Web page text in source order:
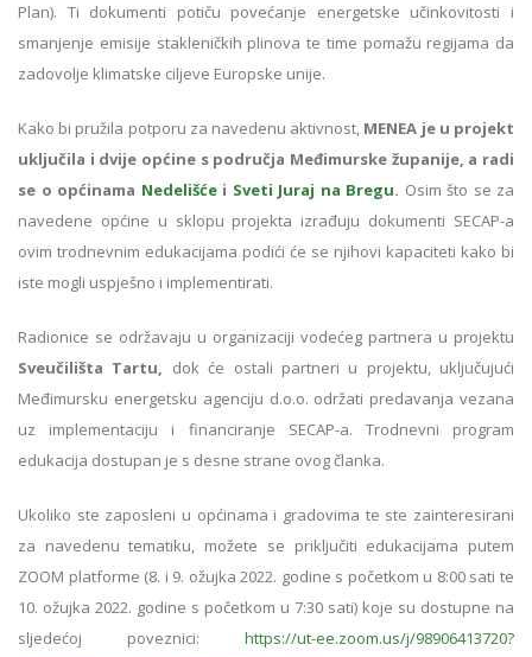
Plan). Ti dokumenti potiču povećanje energetske učinkovitosti i
smanjenje emisije stakleničkih plinova te time pomažu regijama da
zadovolje klimatske ciljeve Europske unije.
Kako bi pružila potporu za navedenu aktivnost, MENEA je u projekt
uključila i dvije općine s područja Međimurske županije, a radi
se o općinama Nedelišćei Sveti Juraj na Bregu. Osim što se za
navedene općine u sklopu projekta izrađuju dokumenti SECAP-a
ovim trodnevnim edukacijama podići će se njihovi kapaciteti kako bi
iste mogli uspješno i implementirati.
Radionice se održavaju u organizaciji vodećeg partnera u projektu
Sveučilišta Tartu, dok će ostali partneri u projektu, uključujući
Međimursku energetsku agenciju d.o.o. održati predavanja vezana
uz implementaciju i financiranje SECAP-a. Trodnevni program
edukacija dostupan je s desne strane ovog članka.
Ukoliko ste zaposleni u općinama i gradovima te ste zainteresirani
za navedenu tematiku, možete se priključiti edukacijama putem
ZOOM platforme (8. i 9. ožujka 2022. godine s početkom u 8:00 sati te
10. ožujka 2022. godine s početkom u 7:30 sati) koje su dostupne na
sljedećoj poveznici: https://ut-ee.zoom.us/j/98906413720?